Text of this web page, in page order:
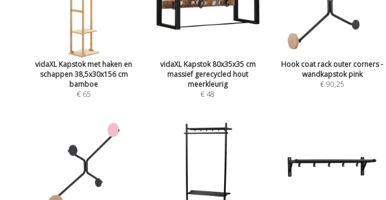
vidaXL Kapstok met haken en
schappen 38,5x30x156 cm
bamboe
€ 65
vidaXL Kapstok 80x35x35 cm
massief gerecycled hout
meerkleurig
€ 48
Hook coat rack outer corners -
wandkapstok pink
€ 90,25